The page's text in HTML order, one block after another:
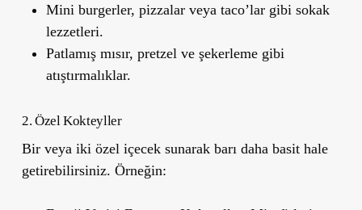
Mini burgerler, pizzalar veya taco’lar gibi sokak
lezzetleri.
Patlamış mısır, pretzel ve şekerleme gibi
atıştırmalıklar.
2. Özel Kokteyller
Bir veya iki özel içecek sunarak barı daha basit hale
getirebilirsiniz. Örneğin: